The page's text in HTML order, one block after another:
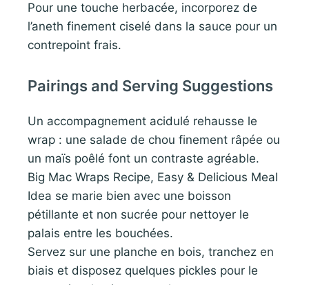
Pour une touche herbacée, incorporez de
l’aneth finement ciselé dans la sauce pour un
contrepoint frais.
Pairings and Serving Suggestions
Un accompagnement acidulé rehausse le
wrap : une salade de chou finement râpée ou
un maïs poêlé font un contraste agréable.
Big Mac Wraps Recipe, Easy & Delicious Meal
Idea se marie bien avec une boisson
pétillante et non sucrée pour nettoyer le
palais entre les bouchées.
Servez sur une planche en bois, tranchez en
biais et disposez quelques pickles pour le